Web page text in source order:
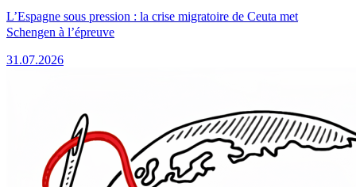
L’Espagne sous pression : la crise migratoire de Ceuta met
Schengen à l’épreuve
31.07.2026